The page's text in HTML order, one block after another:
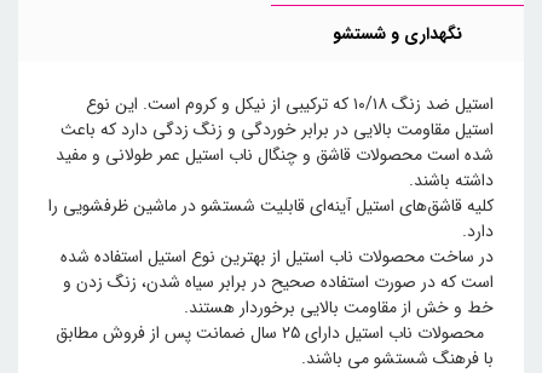
نگهداری و شستشو
استیل ضد زنگ ۱۰/۱۸ که ترکیبی از نیکل و کروم است. این نوع
استیل مقاومت بالایی در برابر خوردگی و زنگ زدگی دارد که باعث
شده است محصولات قاشق و چنگال ناب استیل عمر طولانی و مفید
داشته باشند.
کلیه قاشق‌های استیل آینه‌ای قابلیت شستشو در ماشین ظرفشویی را
دارد.
در ساخت محصولات ناب استیل از بهترین نوع استیل استفاده شده
است که در صورت استفاده صحیح در برابر سیاه شدن، زنگ زدن و
خط و خش از مقاومت بالایی برخوردار هستند.
محصولات ناب استیل دارای ۲۵ سال ضمانت پس از فروش مطابق
با فرهنگ شستشو می باشند.